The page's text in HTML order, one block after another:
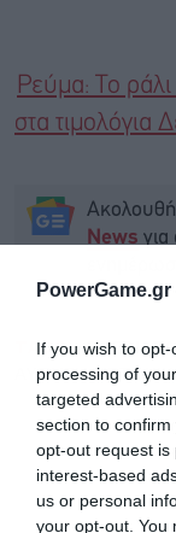
PowerGame.gr
If you wish to
processing of
targeted
section to
opt-out request is
interest-based
us or personal
your opt-out. You
Ρεύμα: Το ράλι
στα τιμολόγια
News
TAGS:
ΑΥΞΗΣΗ